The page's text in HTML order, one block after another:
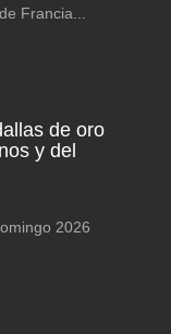
Francia...
de oro
y del
2026